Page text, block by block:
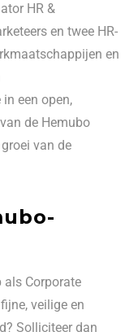
HR &
en twee HR-
en
een open,
de Hemubo
van de
als Corporate
veilige en
Solliciteer dan